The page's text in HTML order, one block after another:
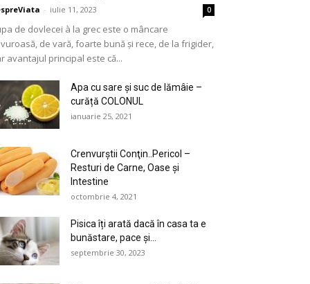
- iulie 11, 2023 0
de dovlecei à la grec este o mâncare
de vară, foarte bună și rece, de la frigider,
avantajul principal este că...
Apa cu sare și suc de lămâie –
curăță COLONUL
ianuarie 25, 2021
Crenvurştii Conţin..Pericol –
Resturi de Carne, Oase şi
Intestine
octombrie 4, 2021
Pisica îți arată dacă în casa ta e
bunăstare, pace și...
septembrie 30, 2023